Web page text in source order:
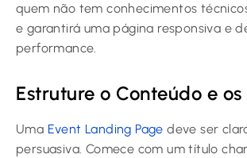
quem não tem conhecimentos
e garantirá uma página responsiva e
performance.
Estruture o Conteúdo e os
Uma Event Landing Page deve ser
persuasiva. Comece com um título